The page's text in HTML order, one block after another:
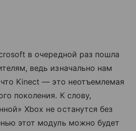
в очередной раз пошла
ведь изначально нам
Kinect — это неотъемлемая
поколения. К слову,
Xbox не останутся без
этот модуль можно будет